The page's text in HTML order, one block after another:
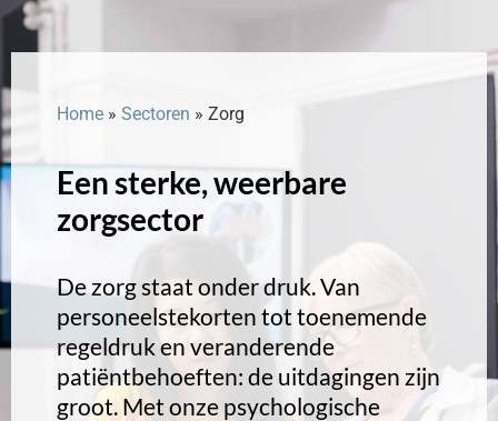
Home » Sectoren » Zorg
Een sterke, weerbare
zorgsector
De zorg staat onder druk. Van
personeelstekorten tot toenemende
regeldruk en veranderende
patiëntbehoeften: de uitdagingen zijn
groot. Met onze psychologische